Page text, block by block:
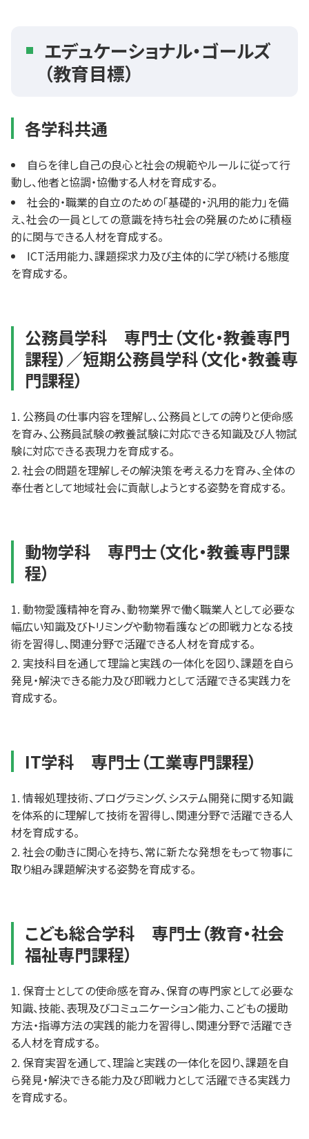
エデュケーショナル・ゴールズ
（教育目標）
各学科共通
自らを律し自己の良心と社会の規範やルールに従って行
動し、他者と協調・協働する人材を育成する。
社会的・職業的自立のための「基礎的・汎用的能力」を備
え、社会の一員としての意識を持ち社会の発展のために積極
的に関与できる人材を育成する。
ICT活用能力、課題探求力及び主体的に学び続ける態度
を育成する。
公務員学科 専門士（文化・教養専門
課程）／短期公務員学科（文化・教養専
門課程）
公務員の仕事内容を理解し、公務員としての誇りと使命感
を育み、公務員試験の教養試験に対応できる知識及び人物試
験に対応できる表現力を育成する。
社会の問題を理解しその解決策を考える力を育み、全体の
奉仕者として地域社会に貢献しようとする姿勢を育成する。
動物学科 専門士（文化・教養専門課
程）
動物愛護精神を育み、動物業界で働く職業人として必要な
幅広い知識及びトリミングや動物看護などの即戦力となる技
術を習得し、関連分野で活躍できる人材を育成する。
実技科目を通して理論と実践の一体化を図り、課題を自ら
発見・解決できる能力及び即戦力として活躍できる実践力を
育成する。
IT学科 専門士（工業専門課程）
情報処理技術、プログラミング、システム開発に関する知識
を体系的に理解して技術を習得し、関連分野で活躍できる人
材を育成する。
社会の動きに関心を持ち、常に新たな発想をもって物事に
取り組み課題解決する姿勢を育成する。
こども総合学科 専門士（教育・社会
福祉専門課程）
保育士としての使命感を育み、保育の専門家として必要な
知識、技能、表現及びコミュニケーション能力、こどもの援助
方法・指導方法の実践的能力を習得し、関連分野で活躍でき
る人材を育成する。
保育実習を通して、理論と実践の一体化を図り、課題を自
ら発見・解決できる能力及び即戦力として活躍できる実践力
を育成する。